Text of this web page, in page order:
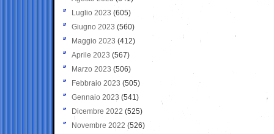
Luglio 2023 (605)
Giugno 2023 (560)
Maggio 2023 (412)
Aprile 2023 (567)
Marzo 2023 (506)
Febbraio 2023 (505)
Gennaio 2023 (541)
Dicembre 2022 (525)
Novembre 2022 (526)